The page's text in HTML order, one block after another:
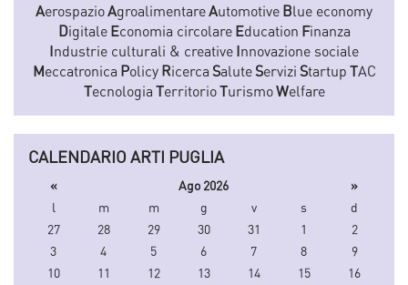
AerospazioAgroalimentareAutomotive Blue economy
Digitale Economia circolare Education Finanza
Industrie culturali & creative Innovazione sociale
Meccatronica Policy Ricerca SaluteServizi Startup TAC
Tecnologia TerritorioTurismoWelfare
CALENDARIO ARTI PUGLIA
« Ago 2026
»
l
m m g v s
d
27
28 29 30 31 1
2
3
4 5 6 7 8
9
10
11 12 13 14 15
16